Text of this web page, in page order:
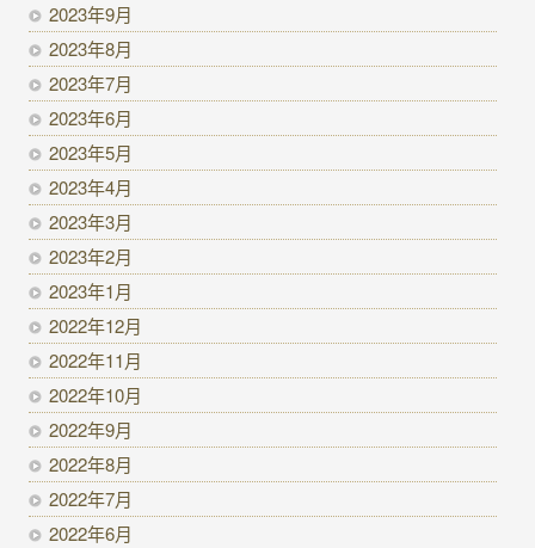
2023年9月
2023年8月
2023年7月
2023年6月
2023年5月
2023年4月
2023年3月
2023年2月
2023年1月
2022年12月
2022年11月
2022年10月
2022年9月
2022年8月
2022年7月
2022年6月